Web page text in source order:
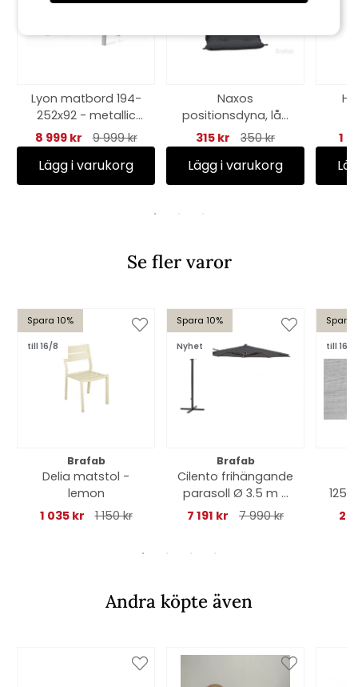
Lyon matbord 194-
252x92 - metallic
silver/grå
8 999 kr 9 999 kr
Lägg i varukorg
Naxos
positionsdyna, låg
- antracit
315 kr 350 kr
Lägg i varukorg
1
Se fler varor
Spara 10%
till 16/8
Brafab
Delia matstol -
lemon
1 035 kr
1 150 kr
Spara 10%
Nyhet
Brafab
Cilento frihängande
parasoll Ø 3.5 m -
antracit/grey
7 191 kr 7 990 kr
Spara
till 16/8
2
Andra köpte även